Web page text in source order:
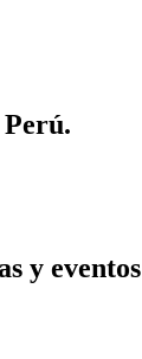
y eventos